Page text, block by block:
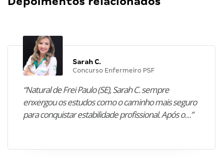
Sarah C.
Concurso Enfermeiro PSF
“Natural de Frei Paulo (SE), Sarah C. sempre
enxergou os estudos como o caminho mais seguro
para conquistar estabilidade profissional. Após o…”